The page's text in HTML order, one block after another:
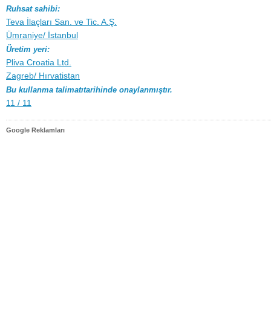
Ruhsat sahibi:
Teva İlaçları San. ve Tic. A.Ş.
Ümraniye/ İstanbul
Üretim yeri:
Pliva Croatia Ltd.
Zagreb/ Hırvatistan
Bu kullanma talimatıtarihinde onaylanmıştır.
11 / 11
Google Reklamları